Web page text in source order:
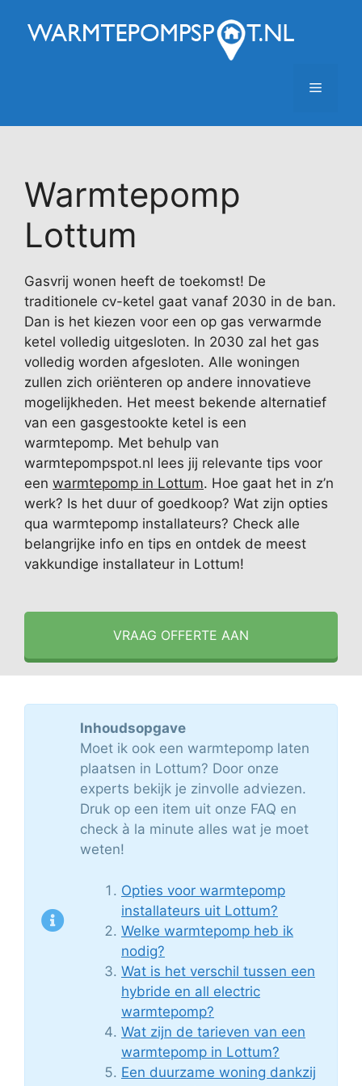
naar
Menu
Warmtepomp
Lottum
Gasvrij wonen heeft de toekomst! De
traditionele cv-ketel gaat vanaf 2030 in de ban.
Dan is het kiezen voor een op gas verwarmde
ketel volledig uitgesloten. In 2030 zal het gas
volledig worden afgesloten. Alle woningen
zullen zich oriënteren op andere innovatieve
mogelijkheden. Het meest bekende alternatief
van een gasgestookte ketel is een
warmtepomp. Met behulp van
warmtepompspot.nl lees jij relevante tips voor
een warmtepomp in Lottum. Hoe gaat het in z’n
werk? Is het duur of goedkoop? Wat zijn opties
qua warmtepomp installateurs? Check alle
belangrijke info en tips en ontdek de meest
vakkundige installateur in Lottum!
VRAAG OFFERTE AAN
Inhoudsopgave
Moet ik ook een warmtepomp laten
plaatsen in Lottum? Door onze
experts bekijk je zinvolle adviezen.
Druk op een item uit onze FAQ en
check à la minute alles wat je moet
weten!
Opties voor warmtepomp
installateurs uit Lottum?
Welke warmtepomp heb ik
nodig?
Wat is het verschil tussen een
hybride en all electric
warmtepomp?
Wat zijn de tarieven van een
warmtepomp in Lottum?
Een duurzame woning dankzij